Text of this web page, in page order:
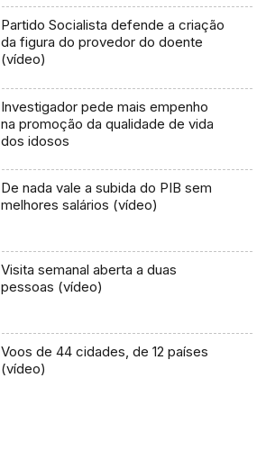
Partido Socialista defende a criação
da figura do provedor do doente
(vídeo)
Investigador pede mais empenho
na promoção da qualidade de vida
dos idosos
De nada vale a subida do PIB sem
melhores salários (vídeo)
Visita semanal aberta a duas
pessoas (vídeo)
Voos de 44 cidades, de 12 países
(vídeo)